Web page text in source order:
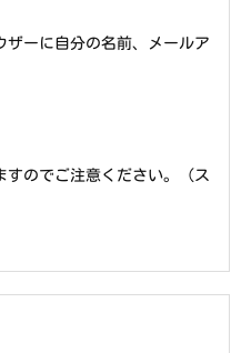
ザーに自分の名前、メールア
すのでご注意ください。（ス